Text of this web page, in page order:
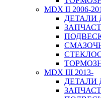
MDX II 2006-
ДЕТАЛИ
MDX III 2013-
ДЕТАЛИ